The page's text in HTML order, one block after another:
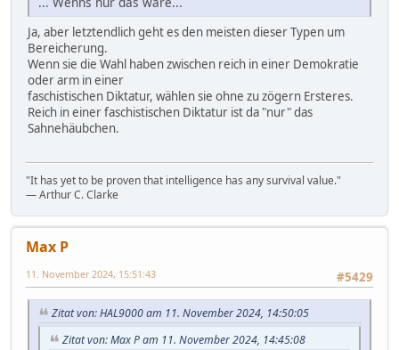
Ja, aber letztendlich geht es den meisten dieser Typen um
Bereicherung.
Wenn sie die Wahl haben zwischen reich in einer Demokratie
oder arm in einer
faschistischen Diktatur, wählen sie ohne zu zögern Ersteres.
Reich in einer faschistischen Diktatur ist da "nur" das
Sahnehäubchen.
"It has yet to be proven that intelligence has any survival value."
― Arthur C. Clarke
Max P
#5429
11. November 2024, 15:51:43
Zitat von: HAL9000 am 11. November 2024, 14:50:05
Zitat von: Max P am 11. November 2024, 14:45:08